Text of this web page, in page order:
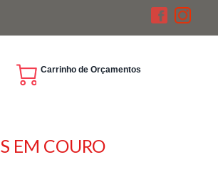
Carrinho de Orçamentos
EM COURO